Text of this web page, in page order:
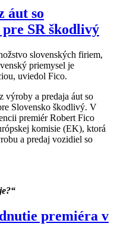
áut so
SR škodlivý
slovenských firiem,
priemysel je
uviedol Fico.
výroby a predaja áut so
Slovensko škodlivý. V
premiér Robert Fico
komisie (EK), ktorá
a predaj vozidiel so
premiéra v